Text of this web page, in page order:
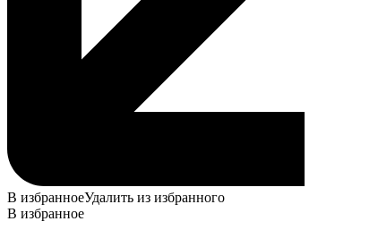
В избранноеУдалить из избранного
В избранное